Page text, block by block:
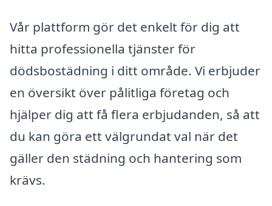
Vår plattform gör det enkelt för dig att
hitta professionella tjänster för
dödsbostädning i ditt område. Vi erbjuder
en översikt över pålitliga företag och
hjälper dig att få flera erbjudanden, så att
du kan göra ett välgrundat val när det
gäller den städning och hantering som
krävs.